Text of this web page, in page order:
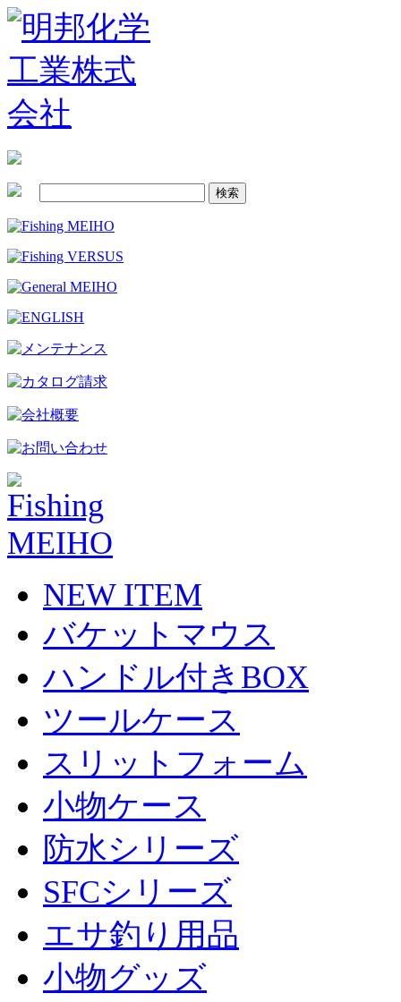
NEW ITEM
バケットマウス
ハンドル付きBOX
ツールケース
スリットフォーム
小物ケース
防水シリーズ
SFCシリーズ
エサ釣り用品
小物グッズ